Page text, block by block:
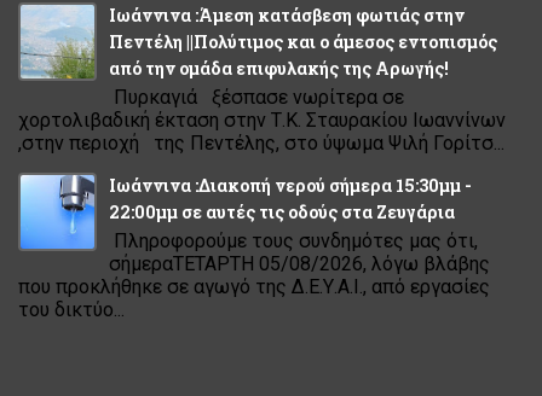
Ιωάννινα :Άμεση κατάσβεση φωτιάς στην
Πεντέλη ||Πολύτιμος και ο άμεσος εντοπισμός
από την ομάδα επιφυλακής της Αρωγής!
Πυρκαγιά ξέσπασε νωρίτερα σε
χορτολιβαδική έκταση στην Τ.Κ. Σταυρακίου Ιωαννίνων
,στην περιοχή της Πεντέλης, στο ύψωμα Ψιλή Γορίτσ...
Ιωάννινα :Διακοπή νερού σήμερα 15:30μμ -
22:00μμ σε αυτές τις οδούς στα Ζευγάρια
Πληροφορούμε τους συνδημότες μας ότι,
σήμεραΤΕΤΑΡΤΗ 05/08/2026, λόγω βλάβης
που προκλήθηκε σε αγωγό της Δ.Ε.Υ.Α.Ι., από εργασίες
του δικτύο...